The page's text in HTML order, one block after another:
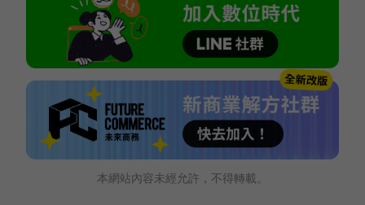
本網站內容未經允許，不得轉載。